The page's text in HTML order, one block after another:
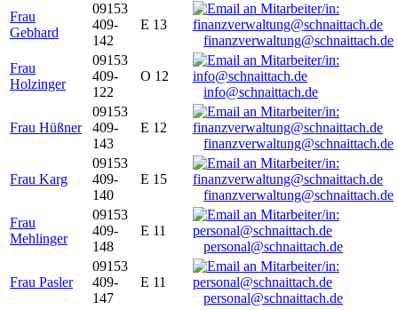
Frau
Gebhard
09153
409-
142
E 13
finanzverwaltung@schnaittach.de
Frau
Holzinger
09153
409-
122
O 12
info@schnaittach.de
Frau Hüßner
09153
409-
143
E 12
finanzverwaltung@schnaittach.de
Frau Karg
09153
409-
140
E 15
finanzverwaltung@schnaittach.de
Frau
Mehlinger
09153
409-
148
E 11
personal@schnaittach.de
Frau Pasler
09153
409-
147
E 11
personal@schnaittach.de